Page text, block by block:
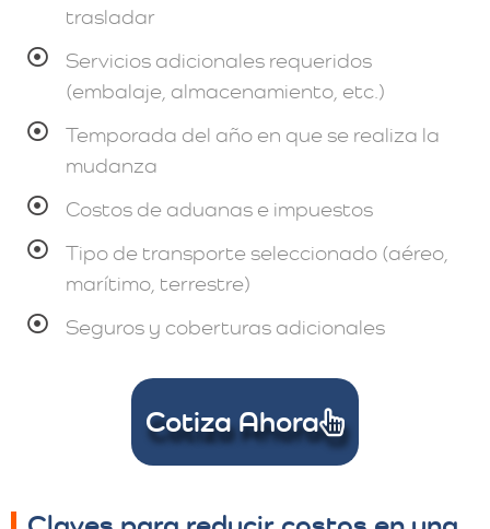
trasladar
Servicios adicionales requeridos
(embalaje, almacenamiento, etc.)
Temporada del año en que se realiza la
mudanza
Costos de aduanas e impuestos
Tipo de transporte seleccionado (aéreo,
marítimo, terrestre)
Seguros y coberturas adicionales
Cotiza Ahora